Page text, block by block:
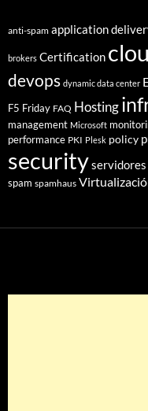
anti-spam application
brokers Certification
devops dynamic data center
F5 Friday FAQ Hosting
management Microsoft
performance PKI Plesk policy
securityservidores
spam spamhaus